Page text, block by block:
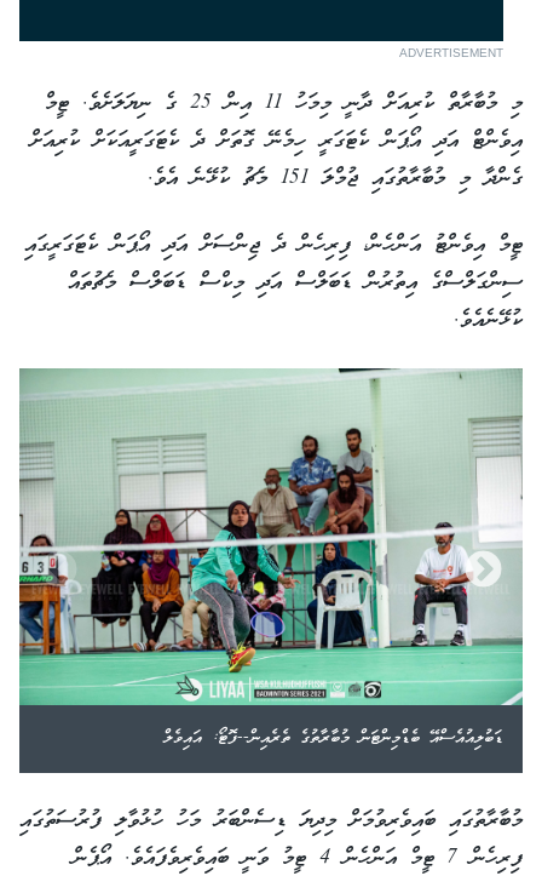
ADVERTISEMENT
މި މުބާރާތް ކުރިއަށް ދާނީ މިމަހު 11 އިން 25 ގެ ނިޔަލަށެވެ. ޓީމް
އިވެންޓް އަދި އޯޕަން ކެޓަގަރީ ހިމެނޭ ގޮތަށް ދެ ކެޓަގަރީއަކަށް ކުރިއަށް
ގެންދާ މި މުބާރާތުގައި ޖުމްލަ 151 މެޗު ކުޅޭނެ އެވެ.
ޓީމް އިވެންޓު އަންހެން، ފިރިހެން ދެ ޖިންސަށް އަދި އޯޕަން ކެޓަގަރީގައި
ސިންގަލްސްގެ އިތުރުން ޑަބަލްސް އަދި މިކްސް ޑަބަލްސް މެޗުތައް
ކުޅޭނެއެވެ.
ޑަބުލިއުއެސްއޭ ބެޑްމިންޓަން މުބާރާތުގެ ތެރެއިން--ފޮޓޯ: އައިވެލް
މުބާރާތުގައި ބައިވެރިވުމަށް މިދިޔަ ޑިސެންބަރު މަހު ހުޅުވާލި ފުރުސަތުގައި
ފިރިހެން 7 ޓީމް އަންހެން 4 ޓީމު ވަނީ ބައިވެރިވެފައެވެ. އޯޕެން